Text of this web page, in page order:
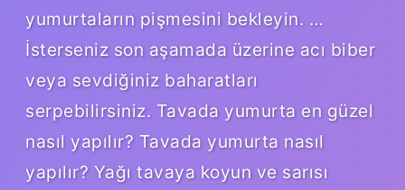
yumurtaların pişmesini bekleyin. …
İsterseniz son aşamada üzerine acı biber
veya sevdiğiniz baharatları
serpebilirsiniz. Tavada yumurta en güzel
nasıl yapılır? Tavada yumurta nasıl
yapılır? Yağı tavaya koyun ve sarısı